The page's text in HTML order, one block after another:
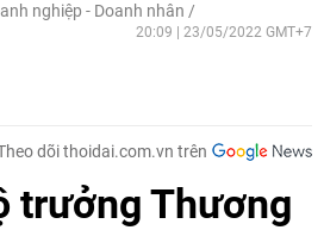
nghiệp - Doanh nhân
20:09 | 23/05/2022 GMT+7
dõi thoidai.com.vn trên
trưởng Thương